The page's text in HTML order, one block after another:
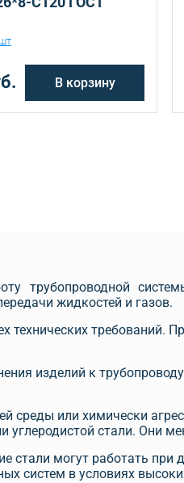
В корзину
трубопроводной
жидкостей и газов.
требований.
изделий к
среды или химически
стали. Они
стали могут работать при
систем в условиях